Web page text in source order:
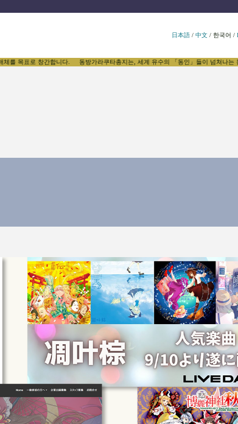
日本語/ 中文/ 한국어 /
목표로 창간합니다. 동방가라쿠타총지는, 세계 유수의 「동인」들이 넘쳐나는 동